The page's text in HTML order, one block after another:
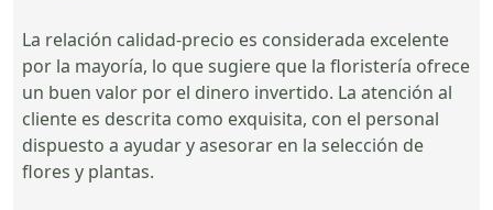
La relación calidad-precio es considerada excelente
por la mayoría, lo que sugiere que la floristería ofrece
un buen valor por el dinero invertido. La atención al
cliente es descrita como exquisita, con el personal
dispuesto a ayudar y asesorar en la selección de
flores y plantas.